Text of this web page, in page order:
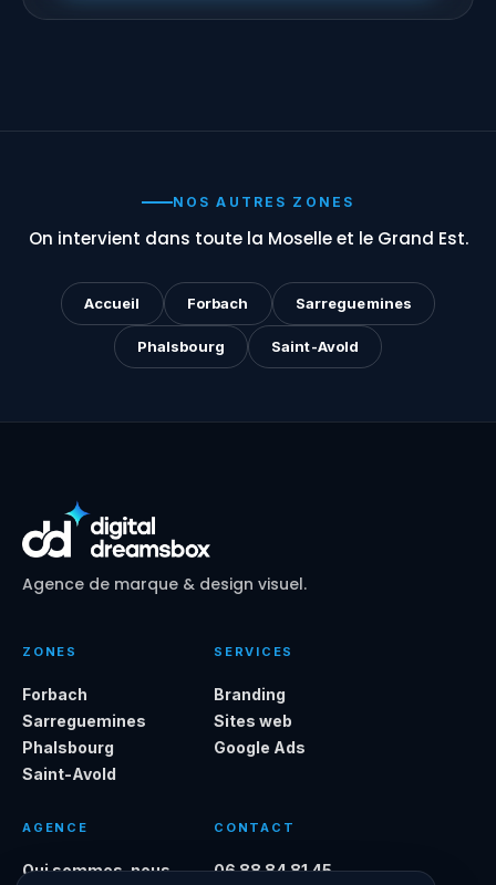
NOS AUTRES ZONES
On intervient dans toute la Moselle et le Grand Est.
Accueil Forbach Sarreguemines
Phalsbourg Saint-Avold
Agence de marque & design visuel.
SERVICES
Branding
Sites web
Google Ads
AGENCE
Qui sommes-nous
ZONES
Forbach
Sarreguemines
Phalsbourg
Saint-Avold
CONTACT
06 88 84 81 45